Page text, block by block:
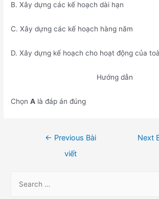
B. Xây dựng các kế hoạch dài hạn
C. Xây dựng các kế hoạch hàng năm
D. Xây dựng kế hoạch cho hoạt động của
Hướng dẫn
ChọnA là đáp án đúng
← Previous Bài
viết
Next